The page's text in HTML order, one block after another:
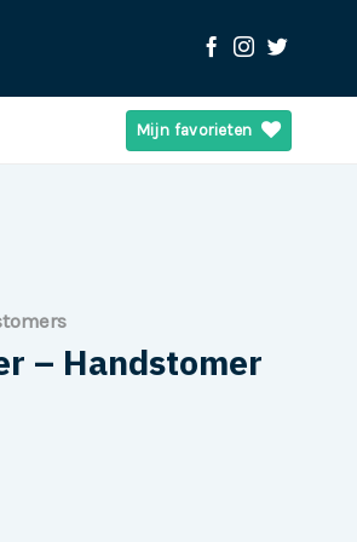
Mijn favorieten
– Handstomer